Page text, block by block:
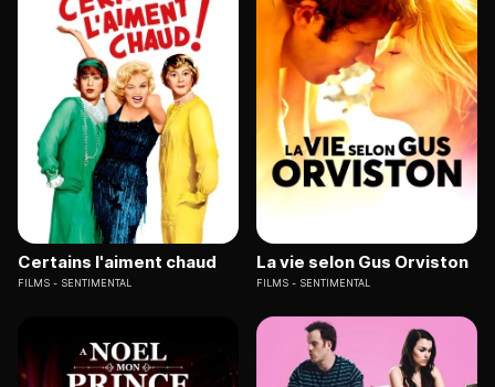
Certains l'aiment chaud
FILMS SENTIMENTAL
La vie selon Gus Orviston
FILMS SENTIMENTAL